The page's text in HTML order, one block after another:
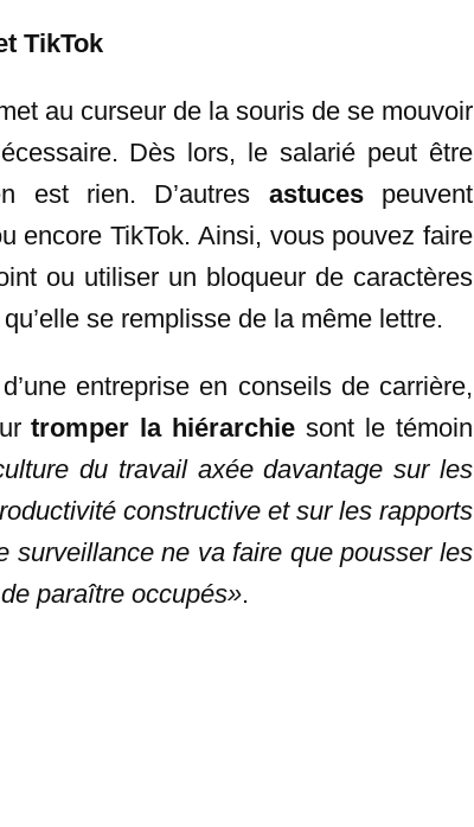
TikTok
au curseur de la souris de se mouvoir
Dès lors, le salarié peut être
est rien. D’autres astuces peuvent
encore TikTok. Ainsi, vous pouvez faire
ou utiliser un bloqueur de caractères
se remplisse de la même lettre.
entreprise en conseils de carrière,
tromper la hiérarchie sont le témoin
du travail axée davantage sur les
constructive et sur les rapports
surveillance ne va faire que pousser les
paraître occupés».